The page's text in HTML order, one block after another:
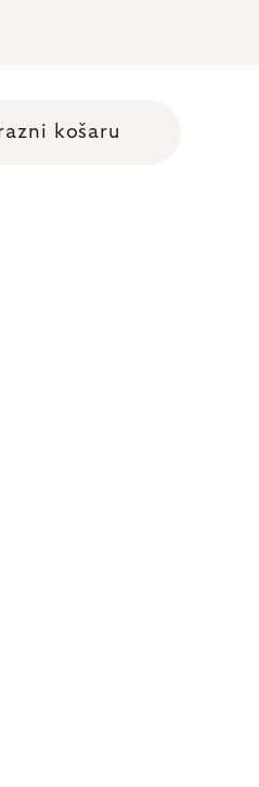
košaru